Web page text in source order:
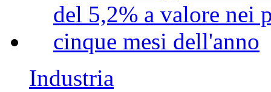
Industria